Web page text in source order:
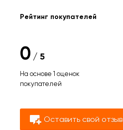
Рейтинг покупателей
0 / 5
На основе 1 оценок
покупателей
Оставить свой отзыв